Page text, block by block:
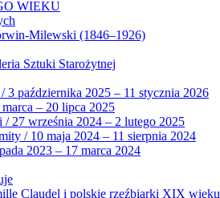
WIEKU
Milewski (1846–1926)
Sztuki Starożytnej
3 października 2025 – 11 stycznia 2026
– 20 lipca 2025
/ 27 września 2024 – 2 lutego 2025
/ 10 maja 2024 – 11 sierpnia 2024
2023 – 17 marca 2024
Claudel i polskie rzeźbiarki XIX wieku